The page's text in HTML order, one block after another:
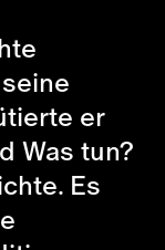
er
Was tun?
Es